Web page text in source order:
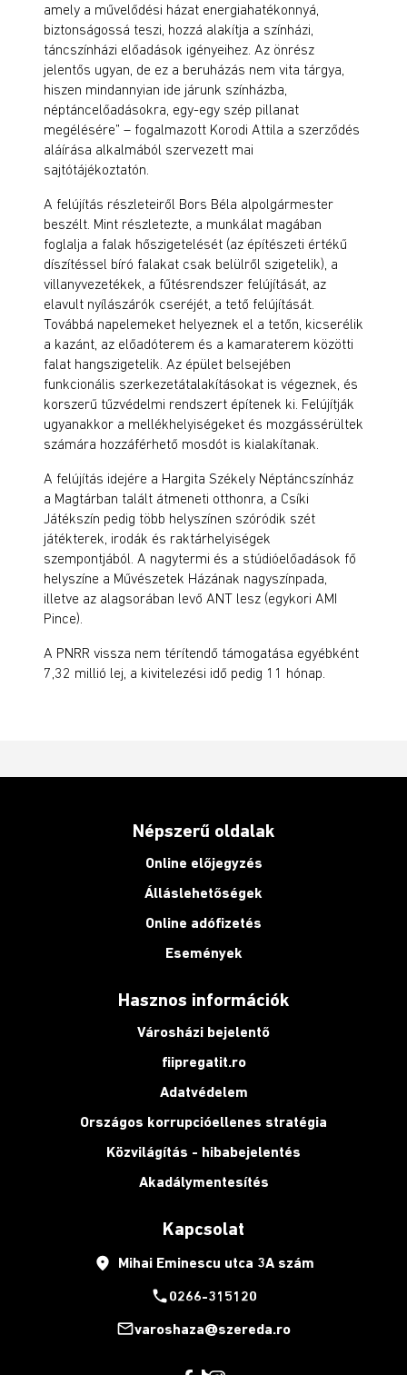
amely a művelődési házat energiahatékonnyá,
biztonságossá teszi, hozzá alakítja a színházi,
táncszínházi előadások igényeihez. Az önrész
jelentős ugyan, de ez a beruházás nem vita tárgya,
hiszen mindannyian ide járunk színházba,
néptáncelőadásokra, egy-egy szép pillanat
megélésére” – fogalmazott Korodi Attila a szerződés
aláírása alkalmából szervezett mai
sajtótájékoztatón.
A felújítás részleteiről Bors Béla alpolgármester
beszélt. Mint részletezte, a munkálat magában
foglalja a falak hőszigetelését (az építészeti értékű
díszítéssel bíró falakat csak belülről szigetelik), a
villanyvezetékek, a fűtésrendszer felújítását, az
elavult nyílászárók cseréjét, a tető felújítását.
Továbbá napelemeket helyeznek el a tetőn, kicserélik
a kazánt, az előadóterem és a kamaraterem közötti
falat hangszigetelik. Az épület belsejében
funkcionális szerkezetátalakításokat is végeznek, és
korszerű tűzvédelmi rendszert építenek ki. Felújítják
ugyanakkor a mellékhelyiségeket és mozgássérültek
számára hozzáférhető mosdót is kialakítanak.
A felújítás idejére a Hargita Székely Néptáncszínház
a Magtárban talált átmeneti otthonra, a Csíki
Játékszín pedig több helyszínen szóródik szét
játékterek, irodák és raktárhelyiségek
szempontjából. A nagytermi és a stúdióelőadások fő
helyszíne a Művészetek Házának nagyszínpada,
illetve az alagsorában levő ANT lesz (egykori AMI
Pince).
A PNRR vissza nem térítendő támogatása egyébként
7,32 millió lej, a kivitelezési idő pedig 11 hónap.
Népszerű oldalak
Online előjegyzés
Álláslehetőségek
Online adófizetés
Események
Hasznos információk
Városházi bejelentő
fiipregatit.ro
Adatvédelem
Országos korrupcióellenes stratégia
Közvilágítás - hibabejelentés
Akadálymentesítés
Kapcsolat
place Mihai Eminescu utca 3A szám
phone0266-315120
mail_outlinevaroshaza@szereda.ro